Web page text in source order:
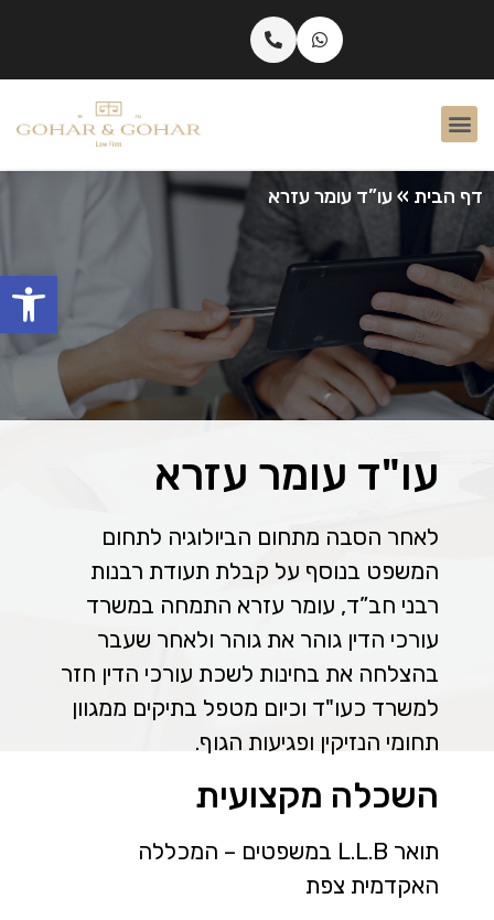
דף הבית »עו”ד עומר עזרא
עו"ד עומר עזרא
לאחר הסבה מתחום הביולוגיה לתחום
המשפט בנוסף על קבלת תעודת רבנות
רבני חב”ד, עומר עזרא התמחה במשרד
עורכי הדין גוהר את גוהר ולאחר שעבר
בהצלחה את בחינות לשכת עורכי הדין חזר
למשרד כעו"ד וכיום מטפל בתיקים ממגוון
תחומי הנזיקין ופגיעות הגוף.
השכלה מקצועית
תואר L.L.B במשפטים – המכללה
האקדמית צפת